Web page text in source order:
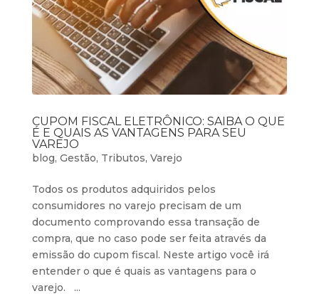
CUPOM FISCAL ELETRÔNICO: SAIBA O QUE
É E QUAIS AS VANTAGENS PARA SEU
VAREJO
blog, Gestão, Tributos, Varejo
Todos os produtos adquiridos pelos
consumidores no varejo precisam de um
documento comprovando essa transação de
compra, que no caso pode ser feita através da
emissão do cupom fiscal. Neste artigo você irá
entender o que é quais as vantagens para o
varejo. ...